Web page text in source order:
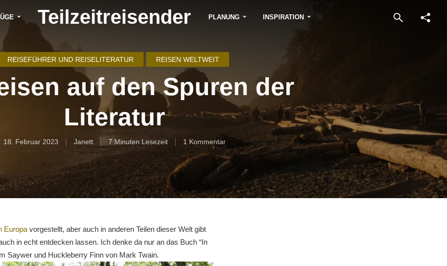
Teilzeitreisender PLANUNG INSPIRATION
REISEFÜHRER UND REISELITERATUR REISEN WELTWEIT
auf den Spuren der
Literatur
18. Februar 2023 Janett 7 Minuten Lesezeit 1 Kommentar
Europa vorgestellt, aber auch in anderen Teilen dieser Welt gibt
in echt entdecken lassen. Ich denke da nur an das Buch “In
Saywer und Huckleberry Finn von Mark Twain.